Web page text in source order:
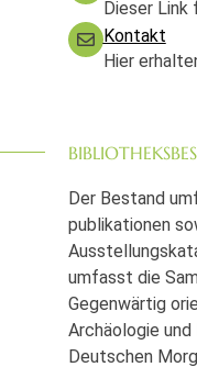
Dieser Link
Kontakt
Hier
Der Bestand
publikationen
umfasst die
Gegenwärtig
Archäologie
Deutschen